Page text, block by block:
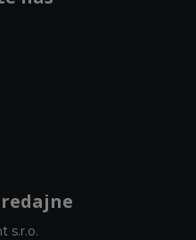
s.r.o.